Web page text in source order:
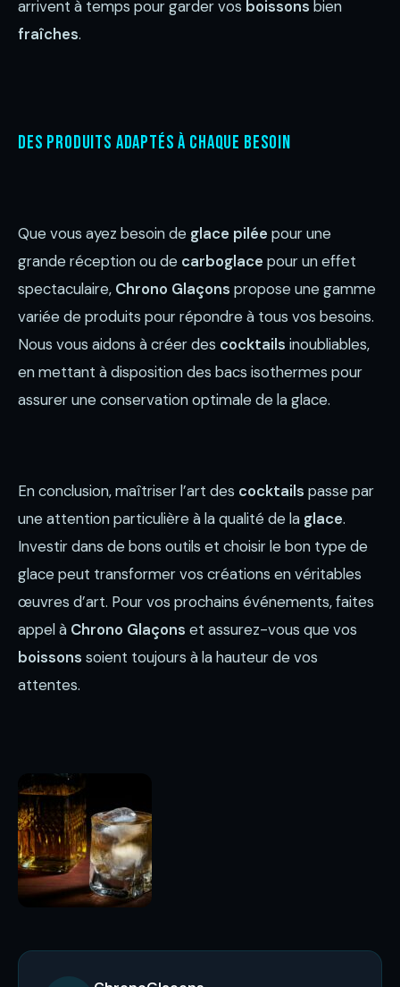
arrivent à temps pour garder vos boissons bien
fraîches.
Des produits adaptés à chaque besoin
Que vous ayez besoin de glace pilée pour une
grande réception ou de carboglace pour un effet
spectaculaire, Chrono Glaçons propose une gamme
variée de produits pour répondre à tous vos besoins.
Nous vous aidons à créer des cocktails inoubliables,
en mettant à disposition des bacs isothermes pour
assurer une conservation optimale de la glace.
En conclusion, maîtriser l’art des cocktails passe par
une attention particulière à la qualité de la glace.
Investir dans de bons outils et choisir le bon type de
glace peut transformer vos créations en véritables
œuvres d’art. Pour vos prochains événements, faites
appel à Chrono Glaçons et assurez-vous que vos
boissons soient toujours à la hauteur de vos
attentes.